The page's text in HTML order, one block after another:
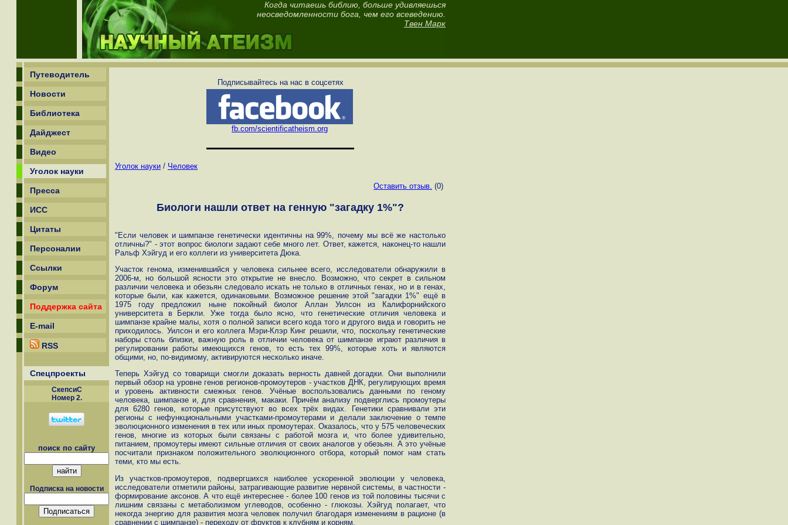
Когда читаешь библию, больше удивляешься
неосведомленности бога, чем его всеведению.
Твен Марк
Путеводитель
Новости
Библиотека
Дайджест
Видео
Уголок науки
Пресса
ИСС
Цитаты
Персоналии
Ссылки
Форум
Поддержка сайта
E-mail
RSS
Спецпроекты
СкепсиС
Номер 2.
поиск по сайту
Подписка на новости
Подписывайтесь на нас в соцсетях
fb.com/scientificatheism.org
Уголок науки / Человек
Оставить отзыв. (0)
Биологи нашли ответ на генную "загадку 1%"?
"Если человек и шимпанзе генетически идентичны на 99%, почему мы всё же настолько
отличны?" - этот вопрос биологи задают себе много лет. Ответ, кажется, наконец-то нашли
Ральф Хэйгуд и его коллеги из университета Дюка.
Участок генома, изменившийся у человека сильнее всего, исследователи обнаружили в
2006-м, но большой ясности это открытие не внесло. Возможно, что секрет в сильном
различии человека и обезьян следовало искать не только в отличных генах, но и в генах,
которые были, как кажется, одинаковыми. Возможное решение этой "загадки 1%" ещё в
1975 году предложил ныне покойный биолог Аллан Уилсон из Калифорнийского
университета в Беркли. Уже тогда было ясно, что генетические отличия человека и
шимпанзе крайне малы, хотя о полной записи всего кода того и другого вида и говорить не
приходилось. Уилсон и его коллега Мэри-Клэр Кинг решили, что, поскольку генетические
наборы столь близки, важную роль в отличии человека от шимпанзе играют различия в
регулировании работы имеющихся генов, то есть тех 99%, которые хоть и являются
общими, но, по-видимому, активируются несколько иначе.
Теперь Хэйгуд со товарищи смогли доказать верность давней догадки. Они выполнили
первый обзор на уровне генов регионов-промоутеров - участков ДНК, регулирующих время
и уровень активности смежных генов. Учёные воспользовались данными по геному
человека, шимпанзе и, для сравнения, макаки. Причём анализу подверглись промоутеры
для 6280 генов, которые присутствуют во всех трёх видах. Генетики сравнивали эти
регионы с нефункциональными участками-промоутерами и делали заключение о темпе
эволюционного изменения в тех или иных промоутерах. Оказалось, что у 575 человеческих
генов, многие из которых были связаны с работой мозга и, что более удивительно,
питанием, промоутеры имеют сильные отличия от своих аналогов у обезьян. А это учёные
посчитали признаком положительного эволюционного отбора, который помог нам стать
теми, кто мы есть.
Из участков-промоутеров, подвергшихся наиболее ускоренной эволюции у человека,
исследователи отметили районы, затрагивающие развитие нервной системы, в частности -
формирование аксонов. А что ещё интереснее - более 100 генов из той половины тысячи с
лишним связаны с метаболизмом углеводов, особенно - глюкозы. Хэйгуд полагает, что
некогда энергию для развития мозга человек получил благодаря изменениям в рационе (в
сравнении с шимпанзе) - переходу от фруктов к клубням и корням.